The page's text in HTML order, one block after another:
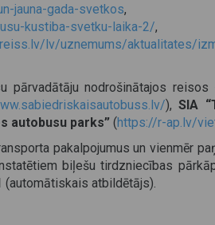
jauna-gada-svetkos,
kustiba-svetku-laika-2/,
lv/uznemums/aktualitates/
pārvadātāju nodrošinātajos reisos
), SIA
autobusu parks” (https://r-ap.lv/
pakalpojumus un vienmēr
biļešu tirdzniecības
(automātiskais atbildētājs).